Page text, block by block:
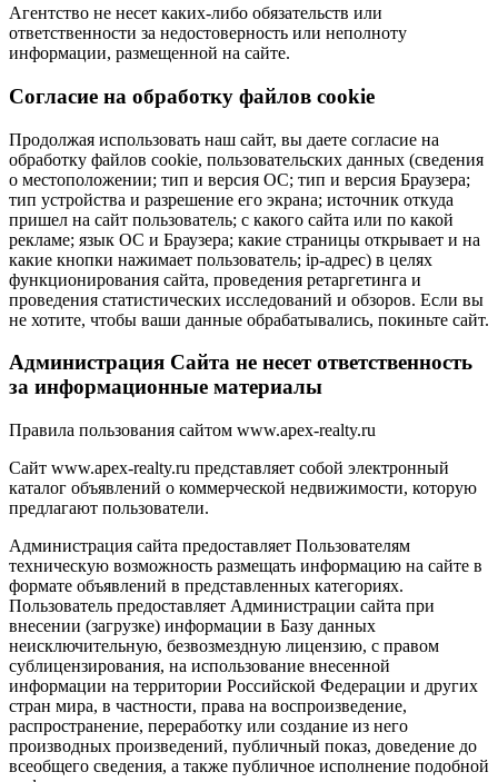
Агентство не несет каких-либо обязательств или
ответственности за недостоверность или неполноту
информации, размещенной на сайте.
Cогласие на обработку файлов cookie
Продолжая использовать наш сайт, вы даете согласие на
обработку файлов cookie, пользовательских данных (сведения
о местоположении; тип и версия ОС; тип и версия Браузера;
тип устройства и разрешение его экрана; источник откуда
пришел на сайт пользователь; с какого сайта или по какой
рекламе; язык ОС и Браузера; какие страницы открывает и на
какие кнопки нажимает пользователь; ip-адрес) в целях
функционирования сайта, проведения ретаргетинга и
проведения статистических исследований и обзоров. Если вы
не хотите, чтобы ваши данные обрабатывались, покиньте сайт.
Администрация Сайта не несет ответственность
за информационные материалы
Правила пользования сайтом www.apex-realty.ru
Сайт www.apex-realty.ru представляет собой электронный
каталог объявлений о коммерческой недвижимости, которую
предлагают пользователи.
Администрация сайта предоставляет Пользователям
техническую возможность размещать информацию на сайте в
формате объявлений в представленных категориях.
Пользователь предоставляет Администрации сайта при
внесении (загрузке) информации в Базу данных
неисключительную, безвозмездную лицензию, с правом
сублицензирования, на использование внесенной
информации на территории Российской Федерации и других
стран мира, в частности, права на воспроизведение,
распространение, переработку или создание из него
производных произведений, публичный показ, доведение до
всеобщего сведения, а также публичное исполнение подобной